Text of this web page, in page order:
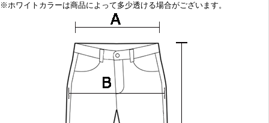
※ホワイトカラーは商品によって多少透ける場合がございます。